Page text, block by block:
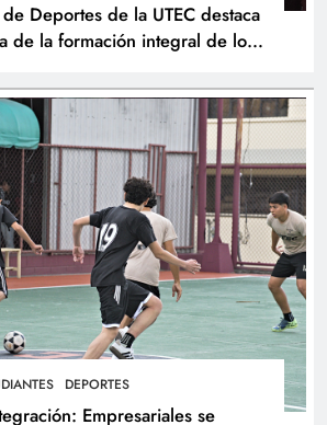
Deportes de la UTEC destaca
de la formación integral de los
DEPORTES
Empresariales se